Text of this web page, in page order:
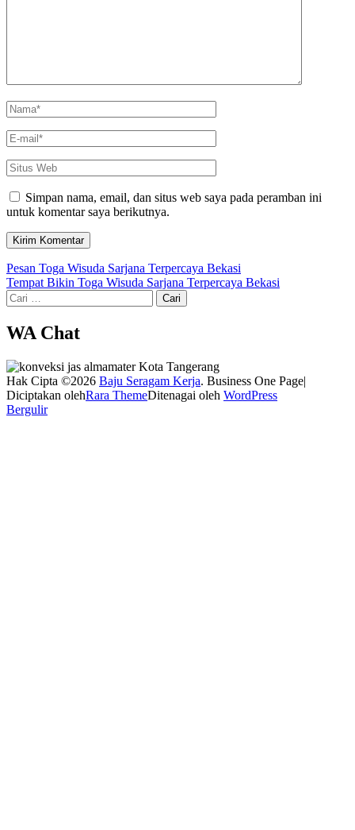
Name*
Email*
Situs
Web
Simpan nama, email, dan situs web saya pada peramban ini
untuk komentar saya berikutnya.
Navigasi
pos
Pesan Toga Wisuda Sarjana Terpercaya Bekasi
Tempat Bikin Toga Wisuda Sarjana Terpercaya Bekasi
Cari
untuk:
WA Chat
Hak Cipta ©2026 Baju Seragam Kerja. Business One Page|
Diciptakan olehRara ThemeDitenagai oleh WordPress
Bergulir